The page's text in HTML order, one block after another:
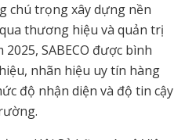
chú trọng xây dựng nền
thương hiệu và quản trị
SABECO được bình
nhãn hiệu uy tín hàng
độ nhận diện và độ tin cậy